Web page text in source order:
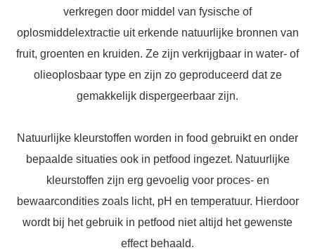
verkregen door middel van fysische of
oplosmiddelextractie uit erkende natuurlijke bronnen van
fruit, groenten en kruiden. Ze zijn verkrijgbaar in water- of
olieoplosbaar type en zijn zo geproduceerd dat ze
gemakkelijk dispergeerbaar zijn.
Natuurlijke kleurstoffen worden in food gebruikt en onder
bepaalde situaties ook in petfood ingezet. Natuurlijke
kleurstoffen zijn erg gevoelig voor proces- en
bewaarcondities zoals licht, pH en temperatuur. Hierdoor
wordt bij het gebruik in petfood niet altijd het gewenste
effect behaald.